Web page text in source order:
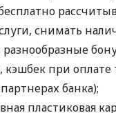
снимать
разнообразные
при оплате
банка);
пластиковая